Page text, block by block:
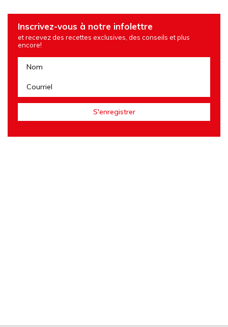
Inscrivez-vous à notre infolettre
et recevez des recettes exclusives, des conseils et plus
encore!